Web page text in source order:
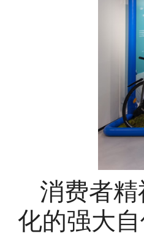
消费者
化的强大